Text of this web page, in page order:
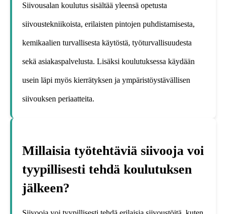
Siivousalan koulutus sisältää yleensä opetusta
siivoustekniikoista, erilaisten pintojen puhdistamisesta,
kemikaalien turvallisesta käytöstä, työturvallisuudesta
sekä asiakaspalvelusta. Lisäksi koulutuksessa käydään
usein läpi myös kierrätyksen ja ympäristöystävällisen
siivouksen periaatteita.
Millaisia työtehtäviä siivooja voi
tyypillisesti tehdä koulutuksen
jälkeen?